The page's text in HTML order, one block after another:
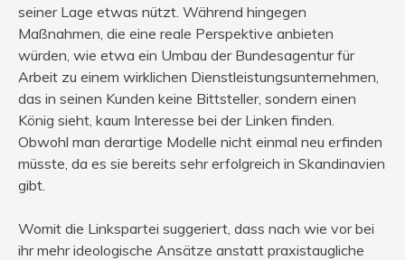
seiner Lage etwas nützt. Während hingegen
Maßnahmen, die eine reale Perspektive anbieten
würden, wie etwa ein Umbau der Bundesagentur für
Arbeit zu einem wirklichen Dienstleistungsunternehmen,
das in seinen Kunden keine Bittsteller, sondern einen
König sieht, kaum Interesse bei der Linken finden.
Obwohl man derartige Modelle nicht einmal neu erfinden
müsste, da es sie bereits sehr erfolgreich in Skandinavien
gibt.
Womit die Linkspartei suggeriert, dass nach wie vor bei
ihr mehr ideologische Ansätze anstatt praxistaugliche